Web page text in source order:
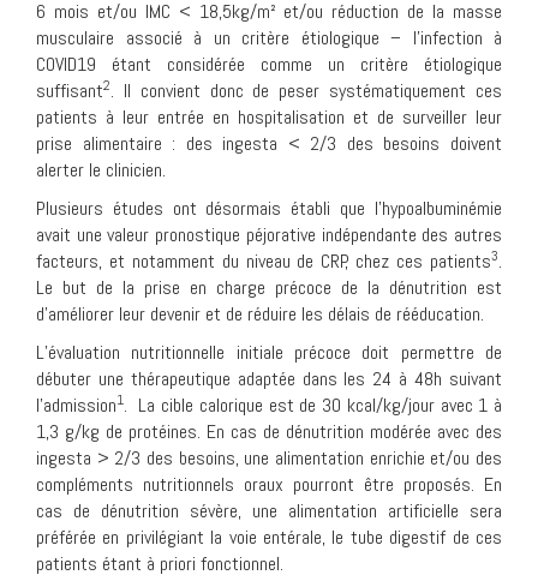
6 mois et/ou IMC < 18,5kg/m² et/ou réduction de la masse
musculaire associé à un critère étiologique – l’infection à
COVID19 étant considérée comme un critère étiologique
suffisant2. Il convient donc de peser systématiquement ces
patients à leur entrée en hospitalisation et de surveiller leur
prise alimentaire : des ingesta < 2/3 des besoins doivent
alerter le clinicien.
Plusieurs études ont désormais établi que l’hypoalbuminémie
avait une valeur pronostique péjorative indépendante des autres
facteurs, et notamment du niveau de CRP, chez ces patients3.
Le but de la prise en charge précoce de la dénutrition est
d’améliorer leur devenir et de réduire les délais de rééducation.
L’évaluation nutritionnelle initiale précoce doit permettre de
débuter une thérapeutique adaptée dans les 24 à 48h suivant
l’admission1. La cible calorique est de 30 kcal/kg/jour avec 1 à
1,3 g/kg de protéines. En cas de dénutrition modérée avec des
ingesta > 2/3 des besoins, une alimentation enrichie et/ou des
compléments nutritionnels oraux pourront être proposés. En
cas de dénutrition sévère, une alimentation artificielle sera
préférée en privilégiant la voie entérale, le tube digestif de ces
patients étant à priori fonctionnel.